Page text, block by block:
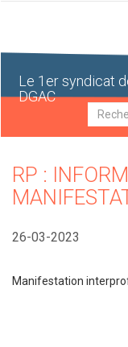
Le 1er syndicat
DGAC
RP :
26-03-2023
Manifestation